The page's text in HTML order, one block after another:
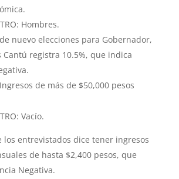
Hombres.
nuevo elecciones para Gobernador,
Cantú registra 10.5%, que indica
Ingresos de más de $50,000 pesos
Vacío.
los entrevistados dice tener ingresos
de hasta $2,400 pesos, que
Negativa.